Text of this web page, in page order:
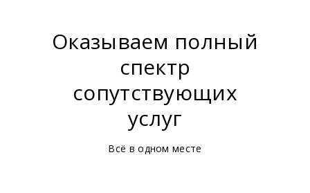
Оказываем полный
спектр
сопутствующих
услуг
Всё в одном месте